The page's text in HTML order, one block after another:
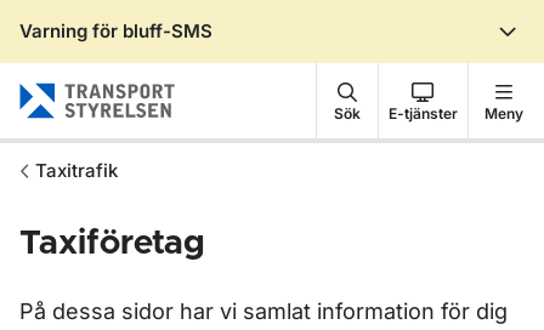
Varning för bluff-SMS
Sök E-tjänster Meny
Taxitrafik
Taxiföretag
På dessa sidor har vi samlat information för dig